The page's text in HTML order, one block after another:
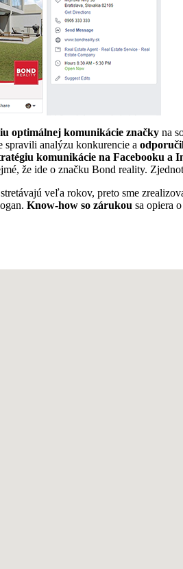
optimálnej komunikácie značky na
spravili analýzu konkurencie a
komunikácie na Facebooku a
že ide o značku Bond reality.
veľa rokov, preto sme
Know-how so zárukou sa opiera